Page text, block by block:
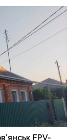
FPV-